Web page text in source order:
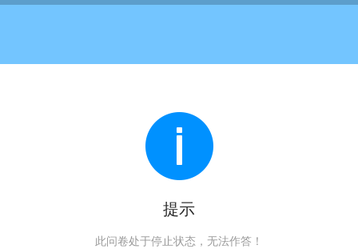
提示
此问卷处于停止状态，无法作答！